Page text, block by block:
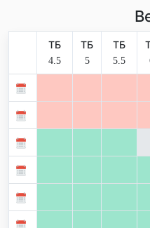
ТБ
4.5
ТБ
5
ТБ
5.5